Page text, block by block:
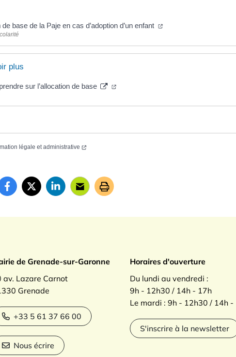
base de la Paje en cas d’adoption d’un enfant
plus
sur l’allocation de base
légale et administrative
sur Garonne
de Grenade-sur-Garonne
av. Lazare Carnot
Grenade
+33 5 61 37 66 00
Nous écrire
Horaires d'ouverture
Du lundi au vendredi :
9h - 12h30 / 14h - 17h
Le mardi : 9h - 12h30 / 14h -
S'inscrire à la newsletter